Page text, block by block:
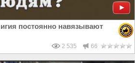
постоянно навязывают
2 535 66